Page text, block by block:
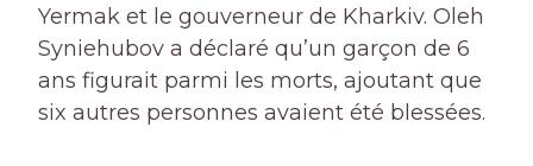
Yermak et le gouverneur de Kharkiv. Oleh
Syniehubov a déclaré qu’un garçon de 6
ans figurait parmi les morts, ajoutant que
six autres personnes avaient été blessées.